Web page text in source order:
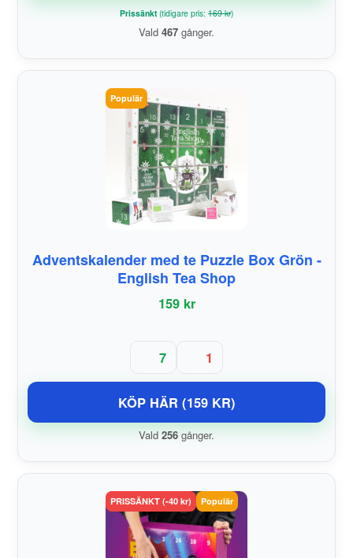
Prissänkt(tidigare pris: 169 kr)
Vald 467 gånger.
Populär
Adventskalender med te Puzzle Box Grön -
English Tea Shop
159 kr
7 1
KÖP HÄR (159 KR)
Vald 256 gånger.
PRISSÄNKT (-40 kr) Populär